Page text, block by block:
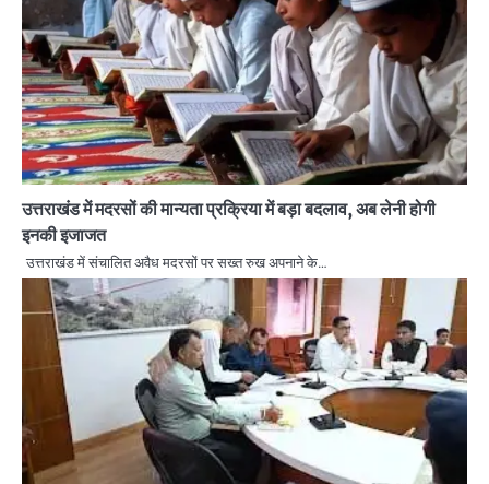
उत्तराखंड में मदरसों की मान्यता प्रक्रिया में बड़ा बदलाव, अब लेनी होगी
इनकी इजाजत
उत्तराखंड में संचालित अवैध मदरसों पर सख्त रुख अपनाने के…